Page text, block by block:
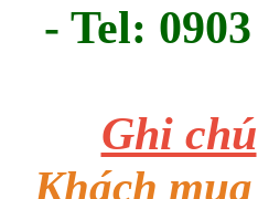
- Tel:
Ghi chú
Khách